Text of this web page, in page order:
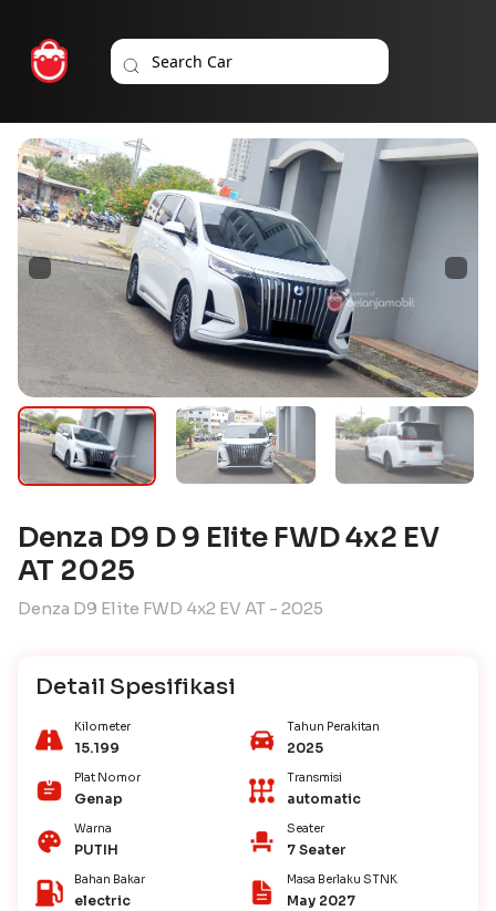
Denza D9 D 9 Elite FWD 4x2 EV
AT 2025
Denza D9 Elite FWD 4x2 EV AT - 2025
Detail Spesifikasi
Kilometer
15.199
Tahun Perakitan
2025
Plat Nomor
Genap
Transmisi
automatic
Warna
PUTIH
Seater
7 Seater
Bahan Bakar
electric
Masa Berlaku STNK
May 2027